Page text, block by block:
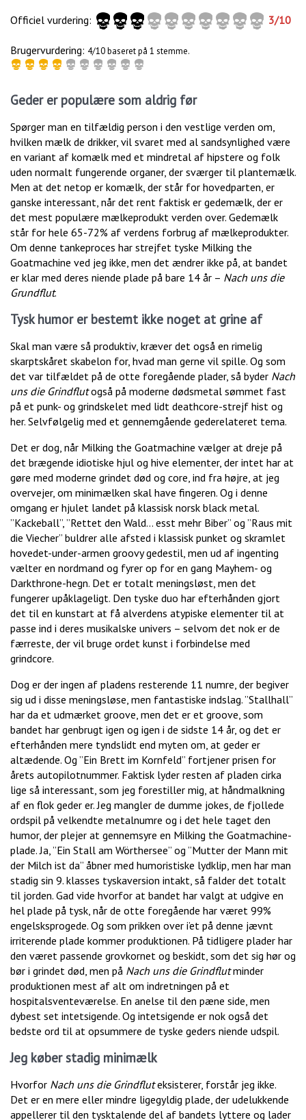
Officiel vurdering:
3/10
Brugervurdering: 4/10 baseret på 1 stemme.
Geder er populære som aldrig før
Spørger man en tilfældig person i den vestlige verden om,
hvilken mælk de drikker, vil svaret med al sandsynlighed være
en variant af komælk med et mindretal af hipstere og folk
uden normalt fungerende organer, der sværger til plantemælk.
Men at det netop er komælk, der står for hovedparten, er
ganske interessant, når det rent faktisk er gedemælk, der er
det mest populære mælkeprodukt verden over. Gedemælk
står for hele 65-72% af verdens forbrug af mælkeprodukter.
Om denne tankeproces har strejfet tyske Milking the
Goatmachine ved jeg ikke, men det ændrer ikke på, at bandet
er klar med deres niende plade på bare 14 år – Nach uns die
Grundflut.
Tysk humor er bestemt ikke noget at grine af
Skal man være så produktiv, kræver det også en rimelig
skarptskåret skabelon for, hvad man gerne vil spille. Og som
det var tilfældet på de otte foregående plader, så byder Nach
uns die Grindflutogså på moderne dødsmetal sømmet fast
på et punk- og grindskelet med lidt deathcore-strejf hist og
her. Selvfølgelig med et gennemgående gederelateret tema.
Det er dog, når Milking the Goatmachine vælger at dreje på
det brægende idiotiske hjul og hive elementer, der intet har at
gøre med moderne grindet død og core, ind fra højre, at jeg
overvejer, om minimælken skal have fingeren. Og i denne
omgang er hjulet landet på klassisk norsk black metal.
”Kackeball”, ”Rettet den Wald… esst mehr Biber” og ”Raus mit
die Viecher” buldrer alle afsted i klassisk punket og skramlet
hovedet-under-armen groovy gedestil, men ud af ingenting
vælter en nordmand og fyrer op for en gang Mayhem- og
Darkthrone-hegn. Det er totalt meningsløst, men det
fungerer upåklageligt. Den tyske duo har efterhånden gjort
det til en kunstart at få alverdens atypiske elementer til at
passe ind i deres musikalske univers – selvom det nok er de
færreste, der vil bruge ordet kunst i forbindelse med
grindcore.
Dog er der ingen af pladens resterende 11 numre, der begiver
sig ud i disse meningsløse, men fantastiske indslag. ”Stallhall”
har da et udmærket groove, men det er et groove, som
bandet har genbrugt igen og igen i de sidste 14 år, og det er
efterhånden mere tyndslidt end myten om, at geder er
altædende. Og ”Ein Brett im Kornfeld” fortjener prisen for
årets autopilotnummer. Faktisk lyder resten af pladen cirka
lige så interessant, som jeg forestiller mig, at håndmalkning
af en flok geder er. Jeg mangler de dumme jokes, de fjollede
ordspil på velkendte metalnumre og i det hele taget den
humor, der plejer at gennemsyre en Milking the Goatmachine-
plade. Ja, ”Ein Stall am Wörthersee” og ”Mutter der Mann mit
der Milch ist da” åbner med humoristiske lydklip, men har man
stadig sin 9. klasses tyskaversion intakt, så falder det totalt
til jorden. Gad vide hvorfor at bandet har valgt at udgive en
hel plade på tysk, når de otte foregående har været 99%
engelsksprogede. Og som prikken over i’et på denne jævnt
irriterende plade kommer produktionen. På tidligere plader har
den været passende grovkornet og beskidt, som det sig hør og
bør i grindet død, men på Nach uns die Grindflutminder
produktionen mest af alt om indretningen på et
hospitalsventeværelse. En anelse til den pæne side, men
dybest set intetsigende. Og intetsigende er nok også det
bedste ord til at opsummere de tyske geders niende udspil.
Jeg køber stadig minimælk
Hvorfor Nach uns die Grindfluteksisterer, forstår jeg ikke.
Det er en mere eller mindre ligegyldig plade, der udelukkende
appellerer til den tysktalende del af bandets lyttere og lader